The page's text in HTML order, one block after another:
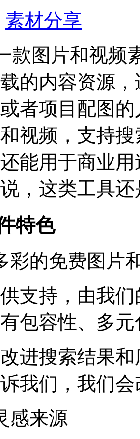
素材分享
款图片和视
的内容资源
者项目配图
视频，支持
能用于商业
，这类工具
特色
彩的免费图片
支持，由我
包容性、多
进搜索结果
我们，我们会
感来源